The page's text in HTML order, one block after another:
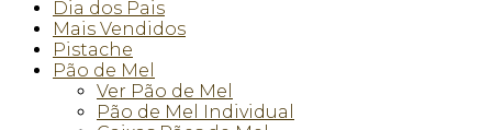
Dia dos Pais
Mais Vendidos
Pistache
Pão de Mel
Ver Pão de Mel
Pão de Mel Individual